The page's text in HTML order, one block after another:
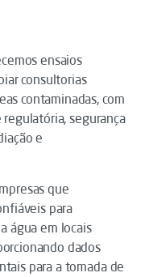
ensaios
consultorias
contaminadas, com
segurança
e
que
para
água em locais
dados
para a tomada de